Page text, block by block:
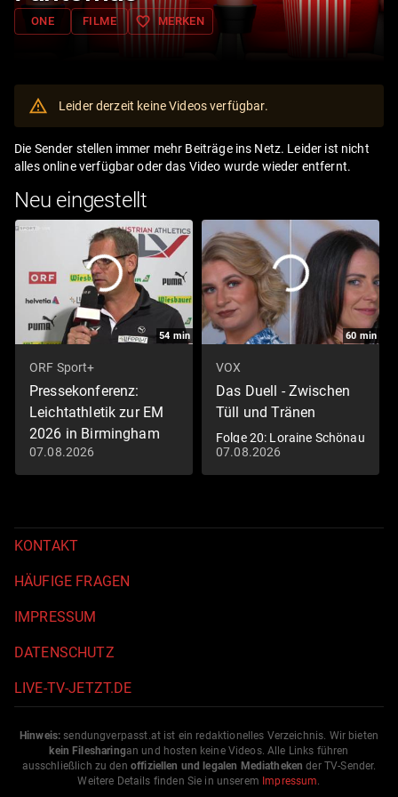
ONE FILME favorite_border MERKEN
Leider derzeit keine Videos verfügbar.
Die Sender stellen immer mehr Beiträge ins Netz. Leider ist nicht
alles online verfügbar oder das Video wurde wieder entfernt.
Neu eingestellt
54 min
ORF Sport+
Pressekonferenz:
Leichtathletik zur EM
2026 in Birmingham
Sport-Pressekonferenzen
07.08.2026
60 min
VOX
Das Duell - Zwischen
Tüll und Tränen
Folge 20: Loraine Schönau
vs. Ann-Katrin Nicklaus
07.08.2026
KONTAKT
HÄUFIGE FRAGEN
IMPRESSUM
DATENSCHUTZ
LIVE-TV-JETZT.DE
Hinweis: sendungverpasst.at ist ein redaktionelles Verzeichnis. Wir bieten
kein Filesharingan und hosten keine Videos. Alle Links führen
ausschließlich zu den offiziellen und legalen Mediatheken der TV-Sender.
Weitere Details finden Sie in unserem Impressum.